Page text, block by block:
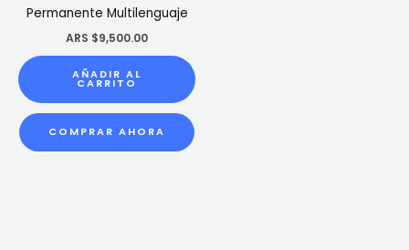
Permanente Multilenguaje
ARS $9,500.00
AÑADIR AL
CARRITO
COMPRAR AHORA